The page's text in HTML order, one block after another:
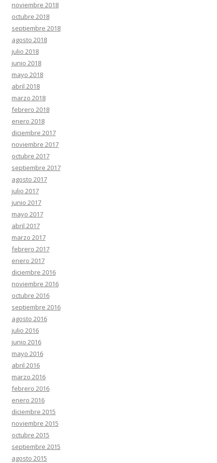
noviembre 2018
octubre 2018
septiembre 2018
agosto 2018
julio 2018
junio 2018
mayo 2018
abril 2018
marzo 2018
febrero 2018
enero 2018
diciembre 2017
noviembre 2017
octubre 2017
septiembre 2017
agosto 2017
julio 2017
junio 2017
mayo 2017
abril 2017
marzo 2017
febrero 2017
enero 2017
diciembre 2016
noviembre 2016
octubre 2016
septiembre 2016
agosto 2016
julio 2016
junio 2016
mayo 2016
abril 2016
marzo 2016
febrero 2016
enero 2016
diciembre 2015
noviembre 2015
octubre 2015
septiembre 2015
agosto 2015